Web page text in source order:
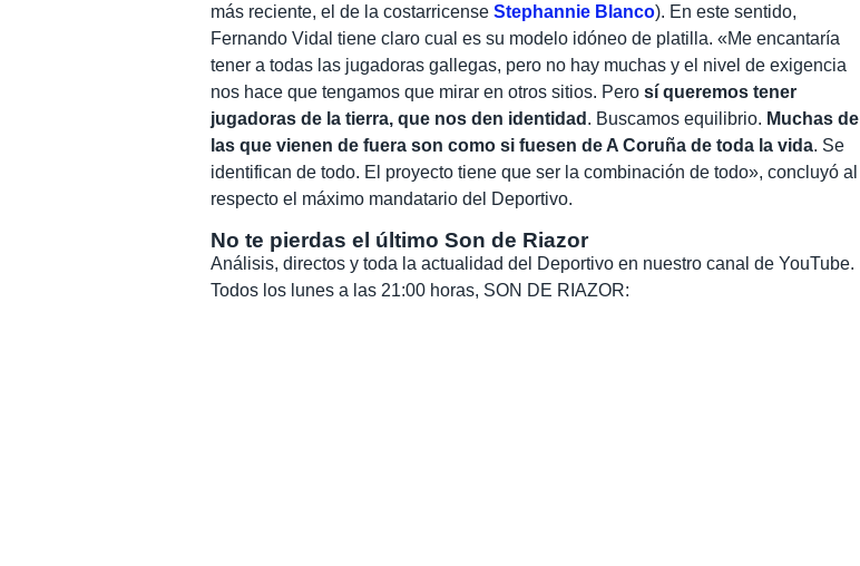
más reciente, el de la costarricenseStephannie Blanco). En este sentido,
Fernando Vidal tiene claro cual es su modelo idóneo de platilla. «Me encantaría
tener a todas las jugadoras gallegas, pero no hay muchas y el nivel de exigencia
nos hace que tengamos que mirar en otros sitios. Perosí queremos tener
jugadoras de la tierra, que nos den identidad . Buscamos equilibrio. Muchas de
las que vienen de fuera son como si fuesen de A Coruña de toda la vida. Se
identifican de todo. El proyecto tiene que ser la combinación de todo», concluyó al
respecto el máximo mandatario del Deportivo.
No te pierdas el último Son de Riazor
Análisis, directos y toda la actualidad del Deportivo en nuestro canal de YouTube.
Todos los lunes a las 21:00 horas, SON DE RIAZOR: